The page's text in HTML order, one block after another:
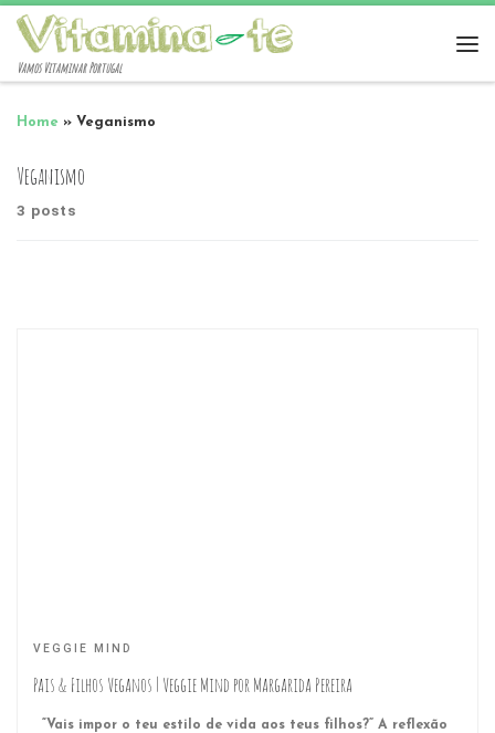
Vamos Vitaminar Portugal
Home » Veganismo
Veganismo
3 posts
VEGGIE MIND
Pais & Filhos Veganos | Veggie Mind por Margarida Pereira
“Vais impor o teu estilo de vida aos teus filhos?” A reflexão